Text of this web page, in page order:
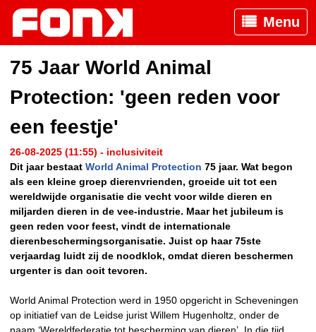
Menu
75 Jaar World Animal
Protection: 'geen reden voor
een feestje'
26-08-2025 (11:55) - inclusiviteit
Dit jaar bestaat World Animal Protection 75 jaar. Wat begon
als een kleine groep dierenvrienden, groeide uit tot een
wereldwijde organisatie die vecht voor wilde dieren en
miljarden dieren in de vee-industrie. Maar het jubileum is
geen reden voor feest, vindt de internationale
dierenbeschermingsorganisatie. Juist op haar 75ste
verjaardag luidt zij de noodklok, omdat dieren beschermen
urgenter is dan ooit tevoren.
World Animal Protection werd in 1950 opgericht in Scheveningen
op initiatief van de Leidse jurist Willem Hugenholtz, onder de